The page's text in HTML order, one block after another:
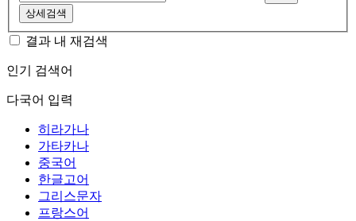
상세검색
결과 내 재검색
인기 검색어
다국어 입력
히라가나
가타카나
중국어
한글고어
그리스문자
프랑스어